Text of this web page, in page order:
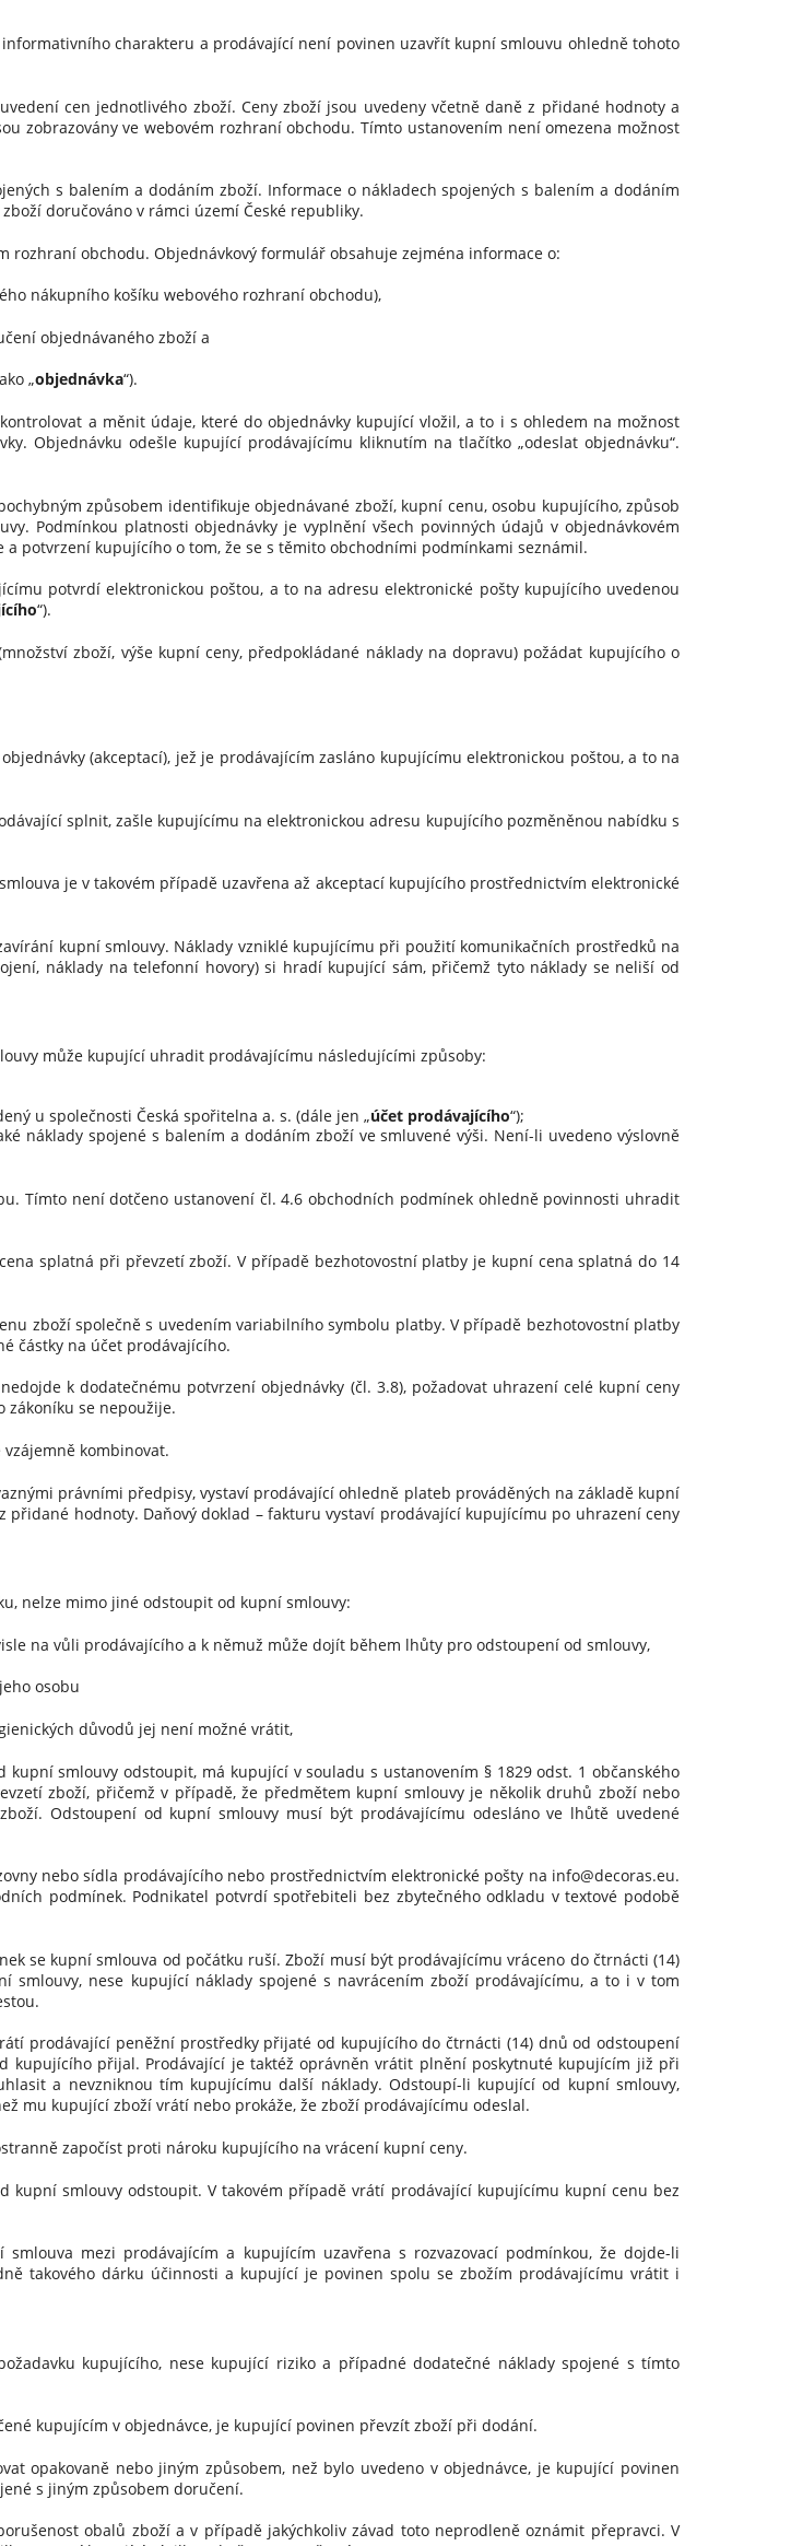
charakteru a prodávající není povinen uzavřít kupní smlouvu ohledně tohoto
cen jednotlivého zboží. Ceny zboží jsou uvedeny včetně daně z přidané hodnoty a
zobrazovány ve webovém rozhraní obchodu. Tímto ustanovením není omezena možnost
s balením a dodáním zboží. Informace o nákladech spojených s balením a dodáním
doručováno v rámci území České republiky.
obchodu. Objednávkový formulář obsahuje zejména informace o:
nákupního košíku webového rozhraní obchodu),
objednávaného zboží a
„objednávka“).
a měnit údaje, které do objednávky kupující vložil, a to i s ohledem na možnost
Objednávku odešle kupující prodávajícímu kliknutím na tlačítko „odeslat objednávku“.
způsobem identifikuje objednávané zboží, kupní cenu, osobu kupujícího, způsob
Podmínkou platnosti objednávky je vyplnění všech povinných údajů v objednávkovém
potvrzení kupujícího o tom, že se s těmito obchodními podmínkami seznámil.
potvrdí elektronickou poštou, a to na adresu elektronické pošty kupujícího uvedenou
“).
zboží, výše kupní ceny, předpokládané náklady na dopravu) požádat kupujícího o
(akceptací), jež je prodávajícím zasláno kupujícímu elektronickou poštou, a to na
splnit, zašle kupujícímu na elektronickou adresu kupujícího pozměněnou nabídku s
je v takovém případě uzavřena až akceptací kupujícího prostřednictvím elektronické
kupní smlouvy. Náklady vzniklé kupujícímu při použití komunikačních prostředků na
náklady na telefonní hovory) si hradí kupující sám, přičemž tyto náklady se neliší od
může kupující uhradit prodávajícímu následujícími způsoby:
u společnosti Česká spořitelna a. s. (dále jen „účet prodávajícího“);
spojené s balením a dodáním zboží ve smluvené výši. Není-li uvedeno výslovně
není dotčeno ustanovení čl. 4.6 obchodních podmínek ohledně povinnosti uhradit
splatná při převzetí zboží. V případě bezhotovostní platby je kupní cena splatná do 14
zboží společně s uvedením variabilního symbolu platby. V případě bezhotovostní platby
částky na účet prodávajícího.
k dodatečnému potvrzení objednávky (čl. 3.8), požadovat uhrazení celé kupní ceny
zákoníku se nepoužije.
kombinovat.
právními předpisy, vystaví prodávající ohledně plateb prováděných na základě kupní
hodnoty. Daňový doklad – fakturu vystaví prodávající kupujícímu po uhrazení ceny
nelze mimo jiné odstoupit od kupní smlouvy:
na vůli prodávajícího a k němuž může dojít během lhůty pro odstoupení od smlouvy,
osobu
důvodů jej není možné vrátit,
smlouvy odstoupit, má kupující v souladu s ustanovením § 1829 odst. 1 občanského
zboží, přičemž v případě, že předmětem kupní smlouvy je několik druhů zboží nebo
Odstoupení od kupní smlouvy musí být prodávajícímu odesláno ve lhůtě uvedené
nebo sídla prodávajícího nebo prostřednictvím elektronické pošty na info@decoras.eu.
podmínek. Podnikatel potvrdí spotřebiteli bez zbytečného odkladu v textové podobě
kupní smlouva od počátku ruší. Zboží musí být prodávajícímu vráceno do čtrnácti (14)
nese kupující náklady spojené s navrácením zboží prodávajícímu, a to i v tom
prodávající peněžní prostředky přijaté od kupujícího do čtrnácti (14) dnů od odstoupení
kupujícího přijal. Prodávající je taktéž oprávněn vrátit plnění poskytnuté kupujícím již při
a nevzniknou tím kupujícímu další náklady. Odstoupí-li kupující od kupní smlouvy,
mu kupující zboží vrátí nebo prokáže, že zboží prodávajícímu odeslal.
započíst proti nároku kupujícího na vrácení kupní ceny.
smlouvy odstoupit. V takovém případě vrátí prodávající kupujícímu kupní cenu bez
mezi prodávajícím a kupujícím uzavřena s rozvazovací podmínkou, že dojde-li
takového dárku účinnosti a kupující je povinen spolu se zbožím prodávajícímu vrátit i
kupujícího, nese kupující riziko a případné dodatečné náklady spojené s tímto
kupujícím v objednávce, je kupující povinen převzít zboží při dodání.
nebo jiným způsobem, než bylo uvedeno v objednávce, je kupující povinen
s jiným způsobem doručení.
obalů zboží a v případě jakýchkoliv závad toto neprodleně oznámit přepravci. V